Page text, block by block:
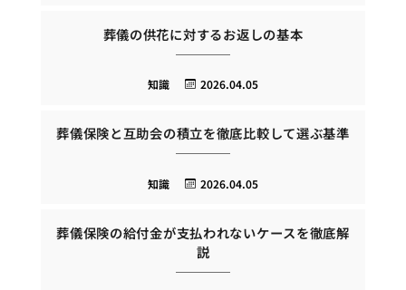
葬儀の供花に対するお返しの基本
2026.04.05
知識
葬儀保険と互助会の積立を徹底比較して選ぶ基準
2026.04.05
知識
葬儀保険の給付金が支払われないケースを徹底解
説